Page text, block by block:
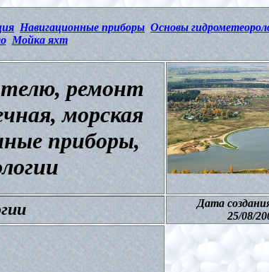
Навигационные приборы Основы
Мойка яхт
ремонт
морская
приборы,
Дата
25/08/20